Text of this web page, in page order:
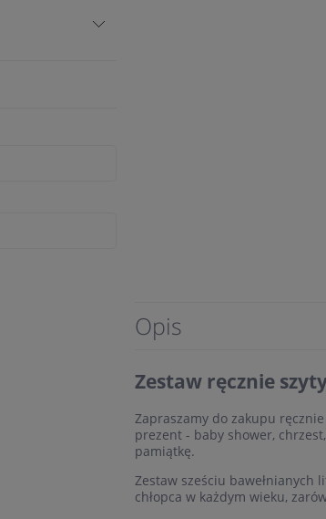
Opis
Zestaw ręcznie
Zapraszamy do zakupu
prezent - baby shower,
pamiątkę.
Zestaw sześciu
chłopca w każdym wieku,